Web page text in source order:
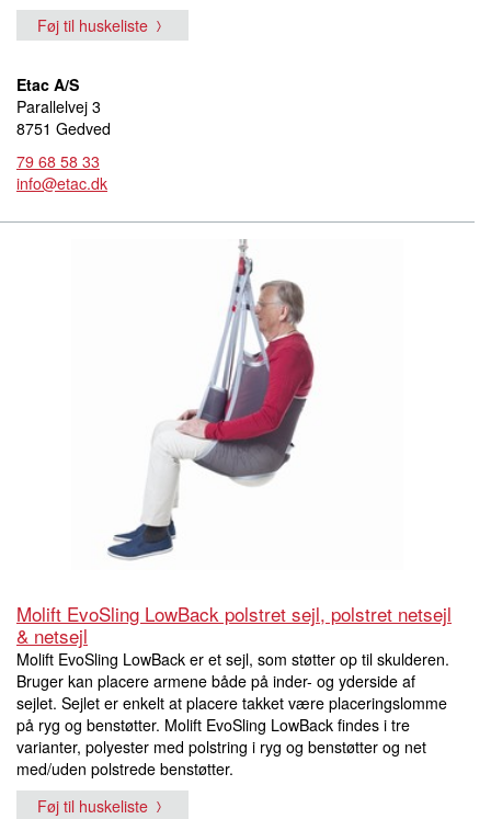
Føj til huskeliste
Etac A/S
Parallelvej 3
8751 Gedved
79 68 58 33
info@etac.dk
Molift EvoSling LowBack polstret sejl, polstret netsejl
& netsejl
Molift EvoSling LowBack er et sejl, som støtter op til skulderen.
Bruger kan placere armene både på inder- og yderside af
sejlet. Sejlet er enkelt at placere takket være placeringslomme
på ryg og benstøtter. Molift EvoSling LowBack findes i tre
varianter, polyester med polstring i ryg og benstøtter og net
med/uden polstrede benstøtter.
Føj til huskeliste